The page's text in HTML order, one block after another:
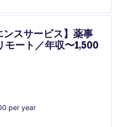
ンスサービス】薬事
モート／年収〜1,500
per year